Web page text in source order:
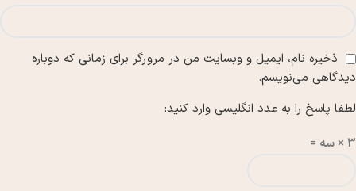
ذخیره نام، ایمیل و وبسایت من در مرورگر برای زمانی که دوباره
دیدگاهی می‌نویسم.
لطفا پاسخ را به عدد انگلیسی وارد کنید:
3 × سه =